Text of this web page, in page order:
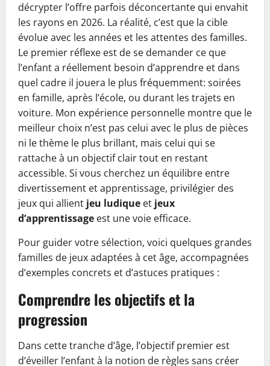
décrypter l’offre parfois déconcertante qui envahit
les rayons en 2026. La réalité, c’est que la cible
évolue avec les années et les attentes des familles.
Le premier réflexe est de se demander ce que
l’enfant a réellement besoin d’apprendre et dans
quel cadre il jouera le plus fréquemment: soirées
en famille, après l’école, ou durant les trajets en
voiture. Mon expérience personnelle montre que le
meilleur choix n’est pas celui avec le plus de pièces
ni le thème le plus brillant, mais celui qui se
rattache à un objectif clair tout en restant
accessible. Si vous cherchez un équilibre entre
divertissement et apprentissage, privilégier des
jeux qui allient jeu ludique et jeux
d’apprentissage est une voie efficace.
Pour guider votre sélection, voici quelques grandes
familles de jeux adaptées à cet âge, accompagnées
d’exemples concrets et d’astuces pratiques :
Comprendre les objectifs et la
progression
Dans cette tranche d’âge, l’objectif premier est
d’éveiller l’enfant à la notion de règles sans créer